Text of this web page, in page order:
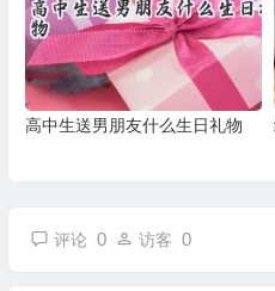
高中生送男朋友什么生日礼物
评论 0 访客 0